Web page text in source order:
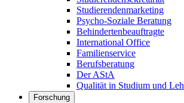
Studierendenmarketing
Psycho-Soziale Beratung
Behindertenbeauftragte
International Office
Familienservice
Berufsberatung
Der AStA
Qualität in Studium und
Forschung